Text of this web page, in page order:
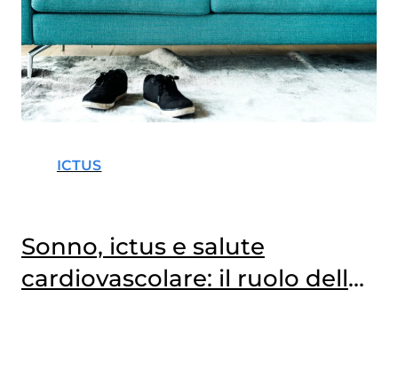
ICTUS
Sonno, ictus e salute
cardiovascolare: il ruolo della